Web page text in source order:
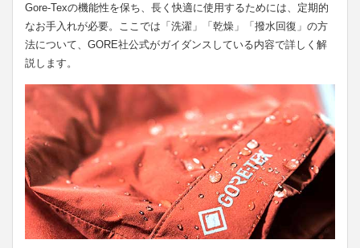
Gore-Texの機能性を保ち、長く快適に使用するためには、定期的
なお手入れが必要。ここでは「洗濯」「乾燥」「撥水回復」の方
法について、GORE社公式がガイダンスしている内容で詳しく解
説します。